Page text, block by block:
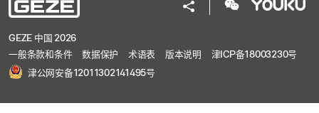
GEZE 中国 2026
一般条款和条件
数据保护 术语表 版本说明
津ICP备18003230号
津公网安备12011302141495号